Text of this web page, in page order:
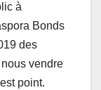
à
Bonds
des
vendre
point.